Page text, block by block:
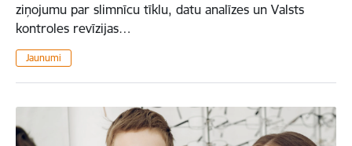
ziņojumu par slimnīcu tīklu, datu analīzes un Valsts
kontroles revīzijas…
Jaunumi